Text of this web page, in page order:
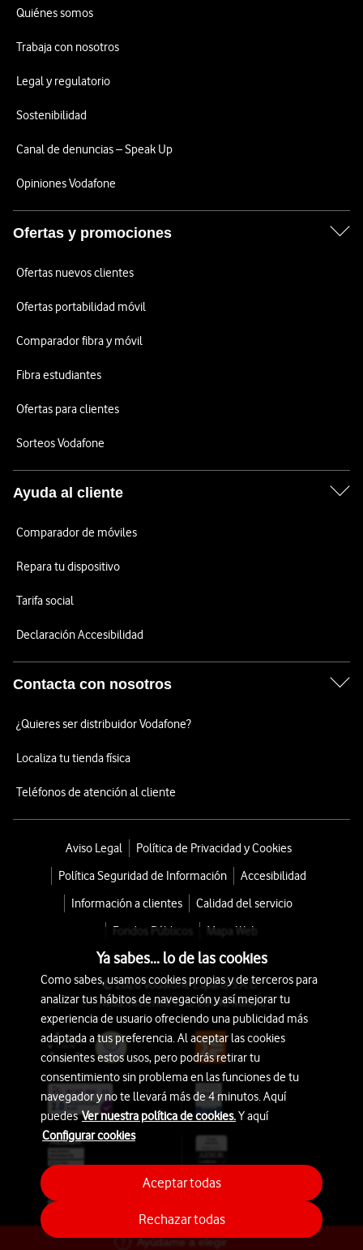
Ayúdame a elegir
Quiénes somos
Trabaja con nosotros
Legal y regulatorio
Sostenibilidad
Canal de denuncias – Speak Up
Opiniones Vodafone
Ofertas y promociones
Ofertas nuevos clientes
Ofertas portabilidad móvil
Comparador fibra y móvil
Fibra estudiantes
Ofertas para clientes
Sorteos Vodafone
Ayuda al cliente
Comparador de móviles
Repara tu dispositivo
Tarifa social
Declaración Accesibilidad
Contacta con nosotros
¿Quieres ser distribuidor Vodafone?
Localiza tu tienda física
Teléfonos de atención al cliente
Aviso Legal
Política de Privacidad y Cookies
Política Seguridad de Información
Accesibilidad
Información a clientes
Calidad del servicio
Fondos Públicos
Mapa Web
© 2026 Vodafone España S.A.U.
Avda. América 115, 28042 Madrid
Ya sabes... lo de las cookies
Como sabes, usamos cookies propias y de terceros para
analizar tus hábitos de navegación y así mejorar tu
experiencia de usuario ofreciendo una publicidad más
adaptada a tus preferencia. Al aceptar las cookies
consientes estos usos, pero podrás retirar tu
consentimiento sin problema en las funciones de tu
navegador y no te llevará más de 4 minutos. Aquí
puedesVer nuestra política de cookies.Y aquí
Configurar cookies
Rechazar todas
Aceptar todas